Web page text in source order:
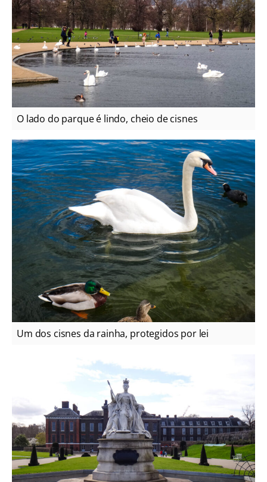
O lado do parque é lindo, cheio de cisnes
Um dos cisnes da rainha, protegidos por lei